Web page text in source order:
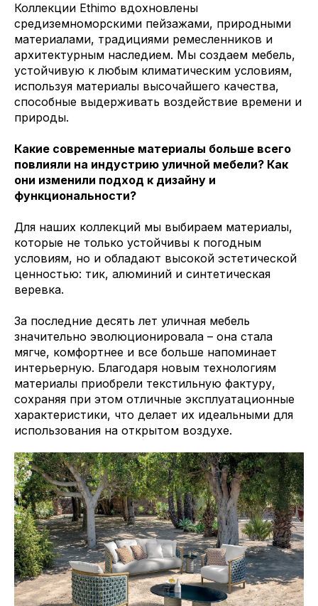
Коллекции Ethimo вдохновлены
средиземноморскими пейзажами, природными
материалами, традициями ремесленников и
архитектурным наследием. Мы создаем мебель,
устойчивую к любым климатическим условиям,
используя материалы высочайшего качества,
способные выдерживать воздействие времени и
природы.
Какие современные материалы больше всего
повлияли на индустрию уличной мебели? Как
они изменили подход к дизайну и
функциональности?
Для наших коллекций мы выбираем материалы,
которые не только устойчивы к погодным
условиям, но и обладают высокой эстетической
ценностью: тик, алюминий и синтетическая
веревка.
За последние десять лет уличная мебель
значительно эволюционировала – она стала
мягче, комфортнее и все больше напоминает
интерьерную. Благодаря новым технологиям
материалы приобрели текстильную фактуру,
сохраняя при этом отличные эксплуатационные
характеристики, что делает их идеальными для
использования на открытом воздухе.